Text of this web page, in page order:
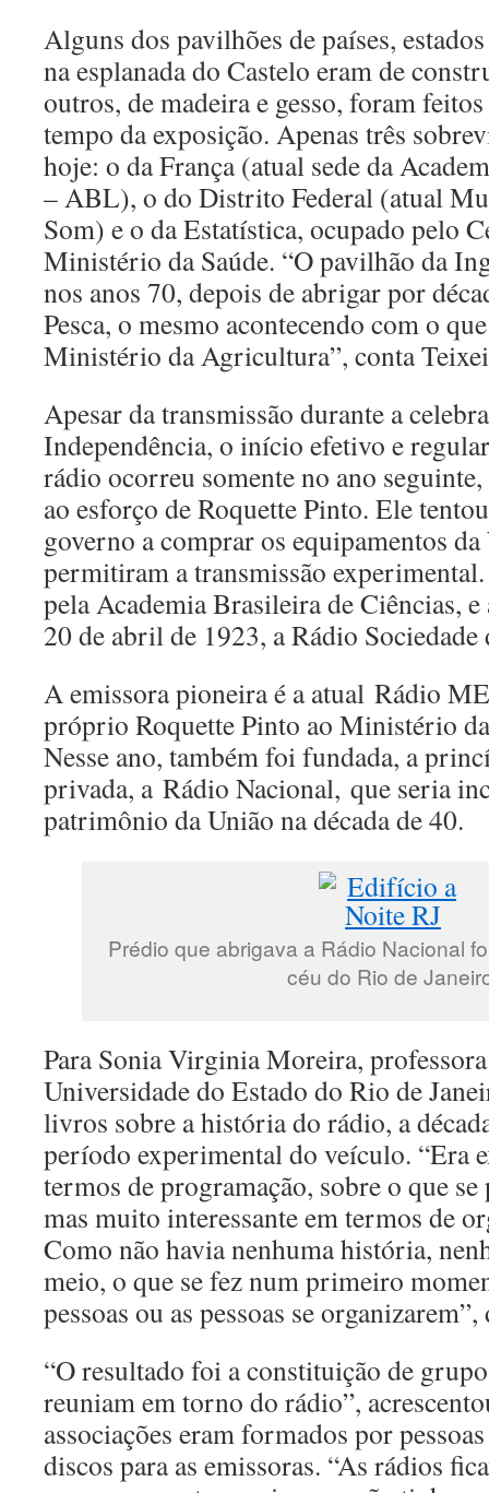
Alguns dos pavilhões de países,
na esplanada do Castelo eram de
outros, de madeira e gesso, foram
tempo da exposição. Apenas três
hoje: o da França (atual sede da
– ABL), o do Distrito Federal (atual
Som) e o da Estatística, ocupado pelo
Ministério da Saúde. “O pavilhão da
nos anos 70, depois de abrigar por
Pesca, o mesmo acontecendo com o
Ministério da Agricultura”, conta
Apesar da transmissão durante a
Independência, o início efetivo e
rádio ocorreu somente no ano
ao esforço de Roquette Pinto. Ele
governo a comprar os equipamentos
permitiram a transmissão
pela Academia Brasileira de Ciências,
20 de abril de 1923, a Rádio
A emissora pioneira é a atual Rádio
próprio Roquette Pinto ao Ministério
Nesse ano, também foi fundada, a
privada, a Rádio Nacional, que seria
patrimônio da União na década de 40.
Prédio que abrigava a Rádio Nacional
céu do Rio de
Para Sonia Virginia Moreira,
Universidade do Estado do Rio de
livros sobre a história do rádio, a
período experimental do veículo. “Era
termos de programação, sobre o que
mas muito interessante em termos de
Como não havia nenhuma história,
meio, o que se fez num primeiro
pessoas ou as pessoas se organizarem”,
“O resultado foi a constituição de
reuniam em torno do rádio”,
associações eram formados por
discos para as emissoras. “As rádios